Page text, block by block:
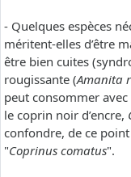
- Quelques espèces
méritent-elles d’être
être bien cuites
rougissante (Amanita
peut consommer
le coprin noir d’encre,
confondre, de ce
"Coprinus comatus".